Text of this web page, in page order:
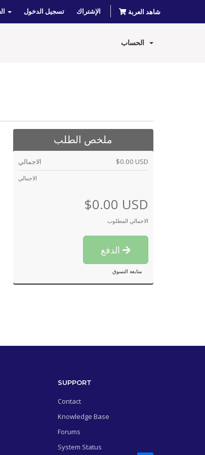
تسجيل الدخول الإشتراك شاهد العربة
ملخص الطلب
الاجمالي $0.00 USD
الاجمالي
$0.00 USD
الاجمالي المطلوب
متابعة التسوق
SUPPORT
Contact
Knowledge Base
Forums
System Status